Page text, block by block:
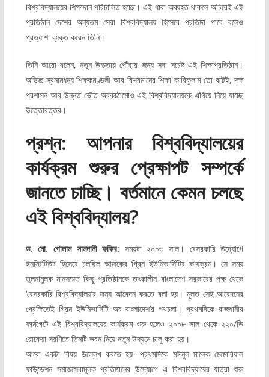
বিশ্ববিদ্যালয়ের শিক্ষাদান পরিচালিত হচ্ছে। এই ধারা অব্যহত থাকলে অচিরেই এই
প্রতিষ্ঠান দেশের অন্যতম সেরা বিশ্ববিদ্যালয় হিসেবে প্রতিষ্ঠা পাবে বলেও
প্রত্যাশা ব্যক্ত করেন তিনি।
তিনি আরো বলেন, নতুন উচ্চতায় পৌঁছার জন্য সদা সচেষ্ট এই শিক্ষাপ্রতিষ্ঠান।
অভিজ্ঞ-স্বনামধন্য শিক্ষকমণ্ডলী আর বিশ্বমানের শিক্ষা কারিকুলাম তো বটেই, দক্ষ
প্রশাসন আর উন্নত ভৌত-অবকাঠামোও এই বিশ্ববিদ্যালয়কে এগিয়ে নিয়ে যাচ্ছে
উত্তোরত্তর।
প্রশ্ন: আপনার বিশ্ববিদ্যালয়ের
কার্যক্রম শুরুর প্রেক্ষাপট সম্পর্কে
জানতে চাচ্ছি। বর্তমানে কেমন চলছে
এই বিশ্ববিদ্যালয়?
ড. মো. গোলাম সামদানী ফকির: সময়টা ২০০৩ সাল। বেসরকারি উদ্যোগে
ইনস্টিটিউট হিসেবে চলছিল আজকের গ্রিন ইউনিভার্সিটির কার্যক্রম। সে সময়
তুলনামুলক মানসম্মত কিছু প্রতিষ্ঠানকে তৎকালীন বাংলাদেশ সরকারের পক্ষ থেকে
‘বেসরকারি বিশ্ববিদ্যালয়’র জন্য আবেদন করতে বলা হয়। মূলত সেই আবেদনের
প্রেক্ষিতেই গ্রিন ইউনিভার্সিটি অব বাংলাদেশ’র পথচলা। প্রথমদিকে রাজধানীর
ফার্মগেটে এই বিশ্ববিদ্যালয়ের কার্যক্রম শুরু হলেও ২০০৮ সাল থেকে ২২০/ডি
রোকেয়া সরণিতে তিনটি ভবন নিয়ে নতুন উদ্যমে চালু করা হয়।
আরো একটা বিষয় উল্লেখ করতে হয়- প্রথমদিকে মঈনুল মালেক মেমোরিয়াল
ফাউন্ডেশন সমাজসেবামূলক প্রতিষ্ঠানের উদ্যোগে এ বিশ্ববিদ্যায়ের যাত্রা শুরু